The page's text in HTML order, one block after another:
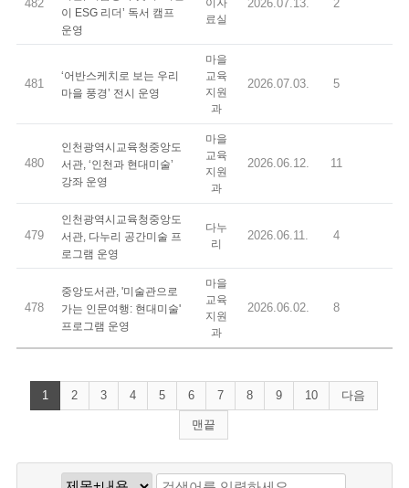
482
이 ESG 리더’ 독서 캠프
운영
이자
료실
2026.07.13. 2
481
‘어반스케치로 보는 우리
마을 풍경’ 전시 운영
마을
교육
지원
과
2026.07.03. 5
480
인천광역시교육청중앙도
서관, ‘인천과 현대미술’
강좌 운영
마을
교육
지원
과
2026.06.12. 11
479
인천광역시교육청중앙도
서관, 다누리 공간미술 프
로그램 운영
다누
리
2026.06.11. 4
478
중앙도서관, '미술관으로
가는 인문여행: 현대미술'
프로그램 운영
마을
교육
지원
과
2026.06.02. 8
1 2 3 4 5 6 7 8 9 10 다음
맨끝